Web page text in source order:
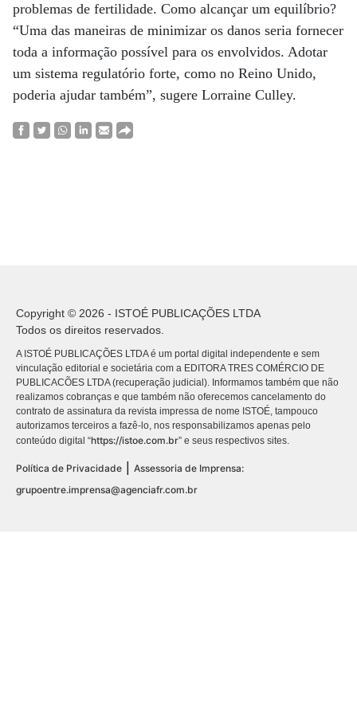
problemas de fertilidade. Como alcançar um equilíbrio?
“Uma das maneiras de minimizar os danos seria fornecer
toda a informação possível para os envolvidos. Adotar
um sistema regulatório forte, como no Reino Unido,
poderia ajudar também”, sugere Lorraine Culley.
Copyright © 2026 - ISTOÉ PUBLICAÇÕES LTDA
Todos os direitos reservados.
A ISTOÉ PUBLICAÇÕES LTDA é um portal digital independente e sem
vinculação editorial e societária com a EDITORA TRES COMÉRCIO DE
PUBLICACÕES LTDA (recuperação judicial). Informamos também que não
realizamos cobranças e que também não oferecemos cancelamento do
contrato de assinatura da revista impressa de nome ISTOÉ, tampouco
autorizamos terceiros a fazê-lo, nos responsabilizamos apenas pelo
conteúdo digital “https://istoe.com.br” e seus respectivos sites.
Política de Privacidade
Assessoria de Imprensa:
grupoentre.imprensa@agenciafr.com.br